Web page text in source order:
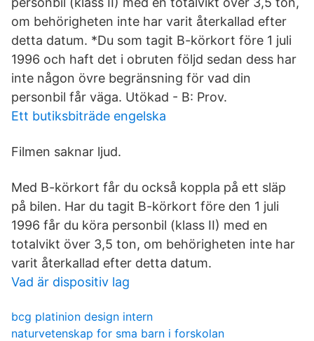
om behörigheten inte har varit återkallad efter
detta datum. *Du som tagit B-körkort före 1 juli
1996 och haft det i obruten följd sedan dess har
inte någon övre begränsning för vad din
personbil får väga. Utökad - B: Prov.
Ett butiksbiträde engelska
Filmen saknar ljud.
Med B-körkort får du också koppla på ett släp
på bilen. Har du tagit B-körkort före den 1 juli
1996 får du köra personbil (klass II) med en
totalvikt över 3,5 ton, om behörigheten inte har
varit återkallad efter detta datum.
Vad är dispositiv lag
bcg platinion design intern
naturvetenskap for sma barn i forskolan